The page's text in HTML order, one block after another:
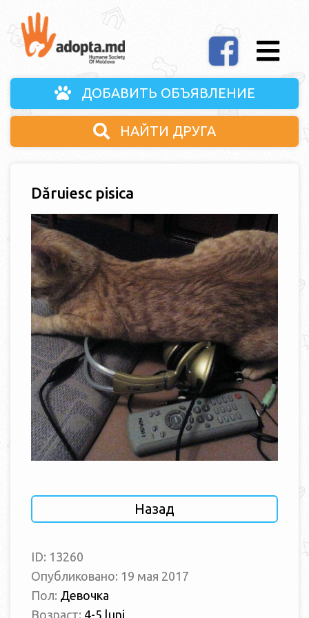
ДОБАВИТЬ ОБЪЯВЛЕНИЕ
НАЙТИ ДРУГА
Dăruiesc pisica
Назад
ID: 13260
Опубликовано: 19 мая 2017
Пол: Девочка
Возраст: 4-5 luni